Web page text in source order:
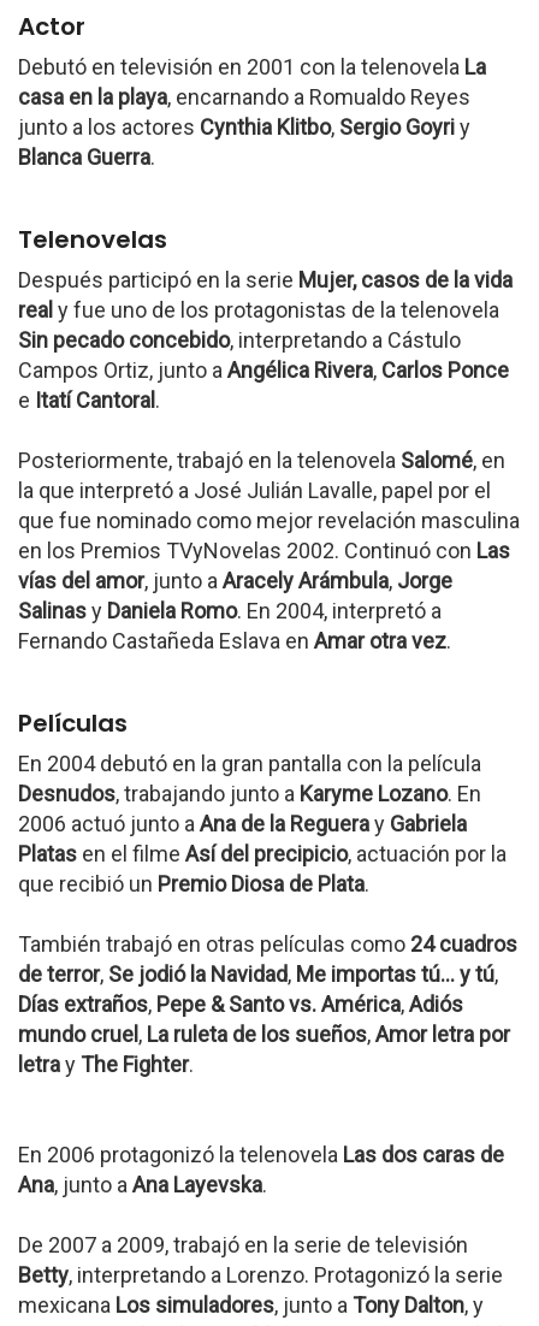
Actor
Debutó en televisión en 2001 con la telenovela La
casa en la playa, encarnando a Romualdo Reyes
junto a los actores Cynthia Klitbo, Sergio Goyriy
Blanca Guerra.
Telenovelas
Después participó en la serie Mujer, casos de la vida
real y fue uno de los protagonistas de la telenovela
Sin pecado concebido, interpretando a Cástulo
Campos Ortiz, junto a Angélica Rivera, Carlos Ponce
e Itatí Cantoral.
Posteriormente, trabajó en la telenovela Salomé, en
la que interpretó a José Julián Lavalle, papel por el
que fue nominado como mejor revelación masculina
en los Premios TVyNovelas 2002. Continuó con Las
vías del amor, junto a Aracely Arámbula, Jorge
Salinasy Daniela Romo. En 2004, interpretó a
Fernando Castañeda Eslava en Amar otra vez.
Películas
En 2004 debutó en la gran pantalla con la película
Desnudos, trabajando junto a Karyme Lozano. En
2006 actuó junto a Ana de la Regueray Gabriela
Platas en el filme Así del precipicio, actuación por la
que recibió un Premio Diosa de Plata.
También trabajó en otras películas como 24 cuadros
de terror, Se jodió la Navidad, Me importas tú... y tú,
Días extraños, Pepe & Santo vs. América,Adiós
mundo cruel, La ruleta de los sueños,Amor letra por
letray The Fighter.
En 2006 protagonizó la telenovela Las dos caras de
Ana, junto a Ana Layevska.
De 2007 a 2009, trabajó en la serie de televisión
Betty, interpretando a Lorenzo. Protagonizó la serie
mexicana Los simuladores, junto a Tony Dalton, y